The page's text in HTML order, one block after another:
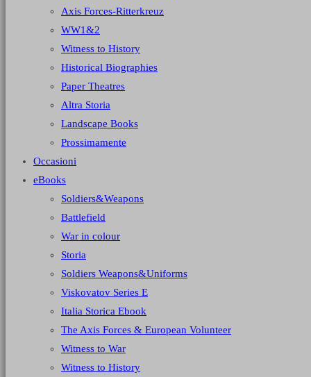
Axis Forces-Ritterkreuz
WW1&2
Witness to History
Historical Biographies
Paper Theatres
Altra Storia
Landscape Books
Prossimamente
Occasioni
eBooks
Soldiers&Weapons
Battlefield
War in colour
Storia
Soldiers Weapons&Uniforms
Viskovatov Series E
Italia Storica Ebook
The Axis Forces & European Volunteer
Witness to War
Witness to History